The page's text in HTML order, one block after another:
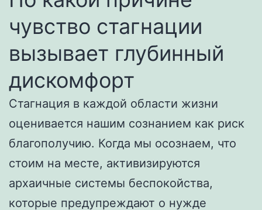
чувство стагнации
вызывает глубинный
дискомфорт
Стагнация в каждой области жизни
оценивается нашим сознанием как риск
благополучию. Когда мы осознаем, что
стоим на месте, активизируются
архаичные системы беспокойства,
которые предупреждают о нужде